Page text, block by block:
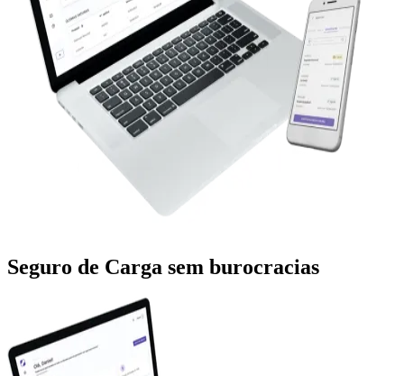
Seguro de Carga sem burocracias